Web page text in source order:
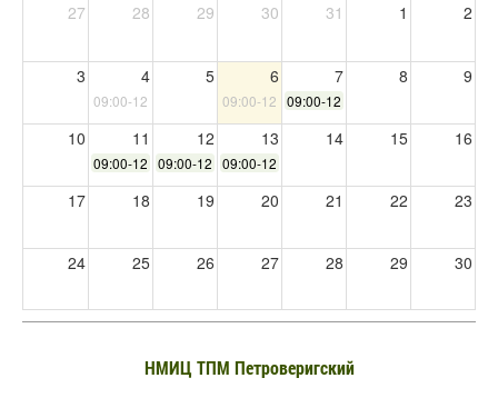
27
28 29 30 31 1 2
3 4 5 6 7 8 9
09:00-12:30 09:00-12:3009:00-12:30
10 11 12 13 14 15 16
09:00-12:3009:00-12:3009:00-12:30
17 18 19 20 21 22 23
24 25 26 27 28 29 30
31 1 2 3 4 5 6
НМИЦ ТПМ Петроверигский